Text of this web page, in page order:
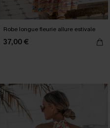
Robe longue fleurie allure estivale
37,00 €